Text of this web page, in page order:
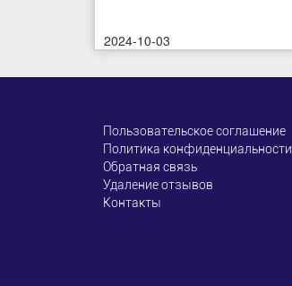
2024-10-03
Пользовательское соглашение
Политика конфиденциальности
Обратная связь
Удаление отзывов
Контакты